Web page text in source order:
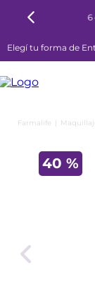
6
Elegí tu forma de
40 %